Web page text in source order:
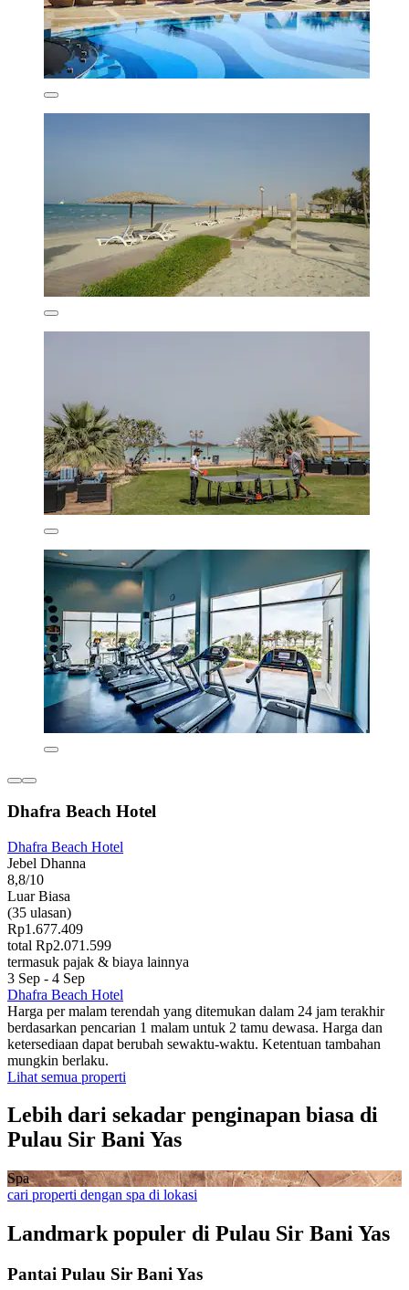
Dhafra Beach Hotel
Dhafra Beach Hotel
Jebel Dhanna
8,8/10
Luar Biasa
(35 ulasan)
Rp1.677.409
total Rp2.071.599
termasuk pajak & biaya lainnya
3 Sep - 4 Sep
Dhafra Beach Hotel
Harga per malam terendah yang ditemukan dalam 24 jam terakhir
berdasarkan pencarian 1 malam untuk 2 tamu dewasa. Harga dan
ketersediaan dapat berubah sewaktu-waktu. Ketentuan tambahan
mungkin berlaku.
Lihat semua properti
Lebih dari sekadar penginapan biasa di
Pulau Sir Bani Yas
Spa
cari properti dengan spa di lokasi
Landmark populer di Pulau Sir Bani Yas
Pantai Pulau Sir Bani Yas